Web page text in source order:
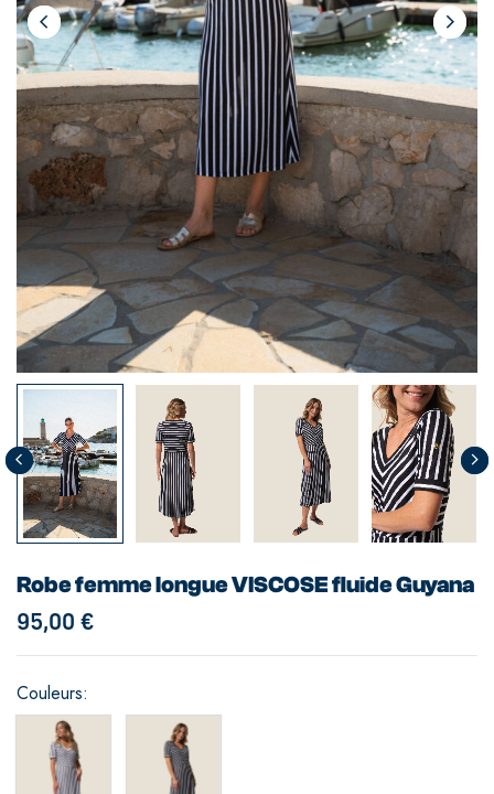
Robe femme longue VISCOSE fluide Guyana
95,00 €
Couleurs